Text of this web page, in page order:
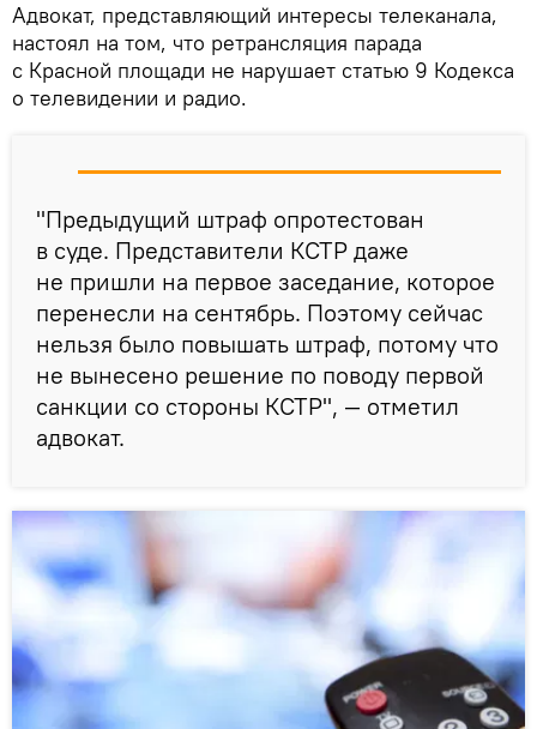
Адвокат, представляющий интересы телеканала,
настоял на том, что ретрансляция парада
с Красной площади не нарушает статью 9 Кодекса
о телевидении и радио.
"Предыдущий штраф опротестован
в суде. Представители КСТР даже
не пришли на первое заседание, которое
перенесли на сентябрь. Поэтому сейчас
нельзя было повышать штраф, потому что
не вынесено решение по поводу первой
санкции со стороны КСТР", — отметил
адвокат.